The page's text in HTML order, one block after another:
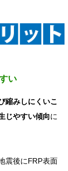
い
縮みしにくいこ
じやすい傾向に
震後にFRP表面